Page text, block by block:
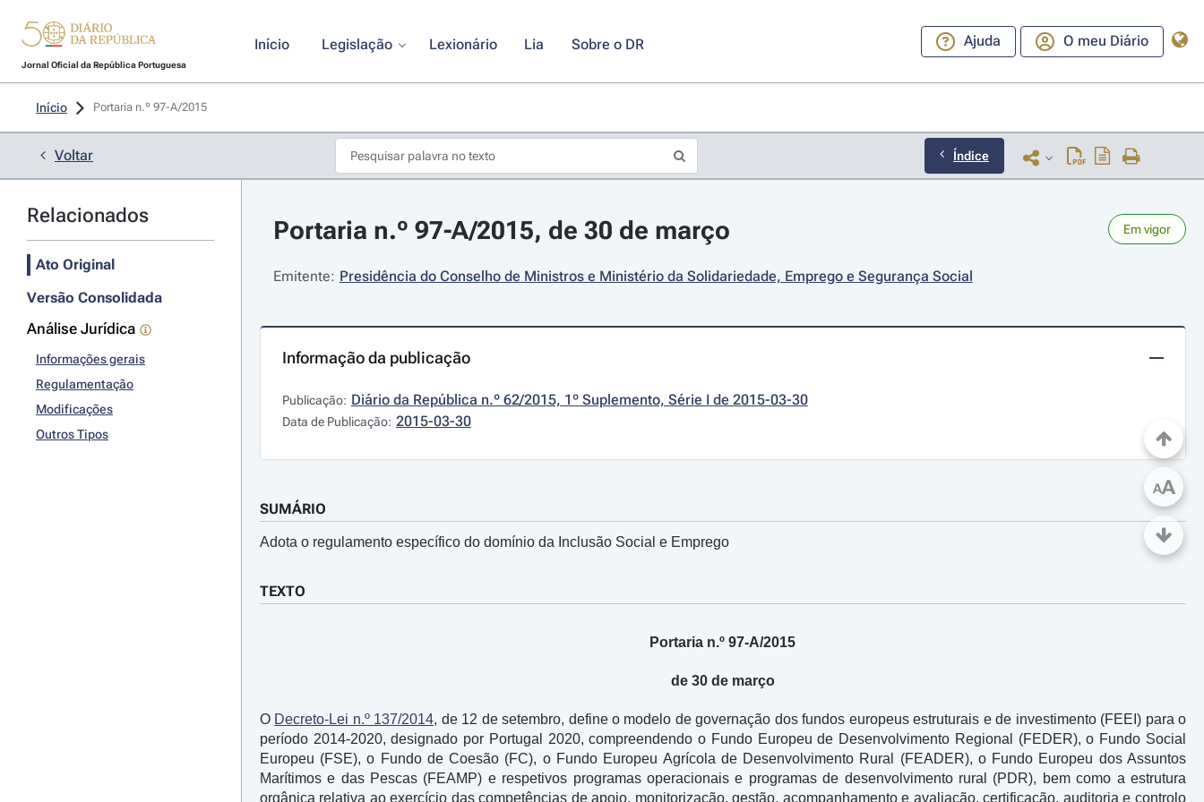
Jornal Oficial da República Portuguesa
Início Legislação Lexionário Lia Sobre o DR Ajuda O meu Diário
Início Portaria n.º 97-A/2015
Voltar Índice
Relacionados
Ato Original
Versão Consolidada
Análise Jurídica
Informações gerais
Regulamentação
Modificações
Outros Tipos
Portaria n.º 97-A/2015, de 30 de março Em vigor
Emitente: Presidência do Conselho de Ministros e Ministério da Solidariedade, Emprego e Segurança Social
Informação da publicação
Publicação: Diário da República n.º 62/2015, 1º Suplemento, Série I de 2015-03-30
Data de Publicação: 2015-03-30
SUMÁRIO
Adota o regulamento específico do domínio da Inclusão Social e Emprego
TEXTO
Portaria n.º 97-A/2015
de 30 de março
O Decreto-Lei n.º 137/2014, de 12 de setembro, define o modelo de governação dos fundos europeus estruturais e de investimento (FEEI) para o
período 2014-2020, designado por Portugal 2020, compreendendo o Fundo Europeu de Desenvolvimento Regional (FEDER), o Fundo Social
Europeu (FSE), o Fundo de Coesão (FC), o Fundo Europeu Agrícola de Desenvolvimento Rural (FEADER), o Fundo Europeu dos Assuntos
Marítimos e das Pescas (FEAMP) e respetivos programas operacionais e programas de desenvolvimento rural (PDR), bem como a estrutura
orgânica relativa ao exercício das competências de apoio, monitorização, gestão, acompanhamento e avaliação, certificação, auditoria e controlo
AA